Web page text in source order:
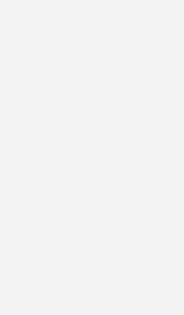
das Potenzial, die konven­
von ihren Spitzenplätzen zu
sind jedoch ­stabilere
und die ­Branche
erledigen, wie
der Qualität bei
Wolfgang
wollen jetzt durchstarten. Auf
Wärmepumpe, ZVKKW-
Heat Pump Summit 2011 vom
zeigte sich die Branche
Rolle am Wärmemarkt. Rund 450
aus dem Ausland, nahmen an der
tangierende Verbände auf einen
und ein gemeinsames Programm auf die
Novum in der HLK-Verbandslandschaft.